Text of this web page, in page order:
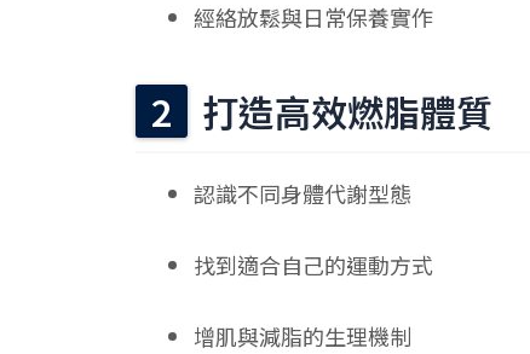
經絡放鬆與日常保養實作
打造高效燃脂體質
認識不同身體代謝型態
找到適合自己的運動方式
增肌與減脂的生理機制